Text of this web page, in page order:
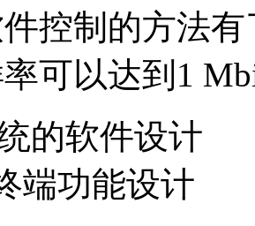
控制的方法
可以达到1
的软件设计
端功能设计